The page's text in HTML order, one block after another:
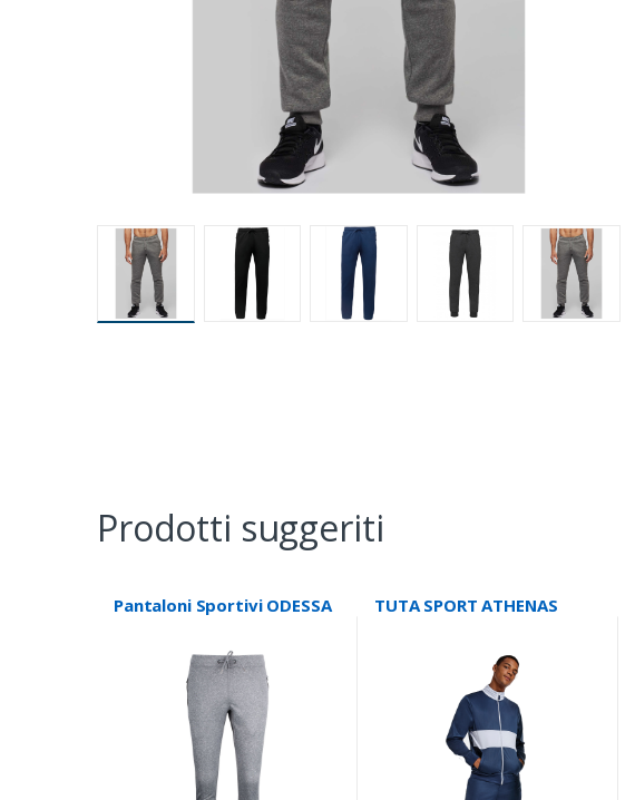
Prodotti suggeriti
Pantaloni Sportivi ODESSA TUTA SPORT ATHENAS